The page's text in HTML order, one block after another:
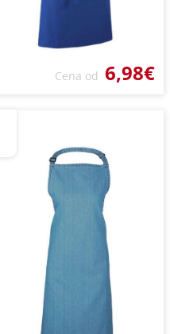
Cena od 6,98€